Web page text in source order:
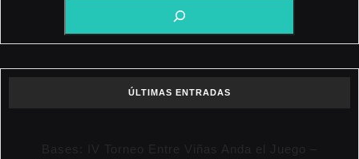
ÚLTIMAS ENTRADAS
Bases: IV Torneo Entre Viñas Anda el Juego –